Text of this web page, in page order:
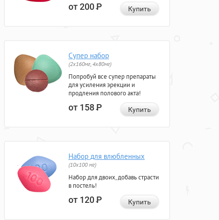
от 200Р Купить
Супер набор
(2х160мг, 4х80мг)
Попробуй все супер препараты
для усиления эрекции и
продления полового акта!
от 158Р Купить
Набор для влюбленных
(10х100 мг)
Набор для двоих, добавь страсти
в постель!
от 120Р Купить